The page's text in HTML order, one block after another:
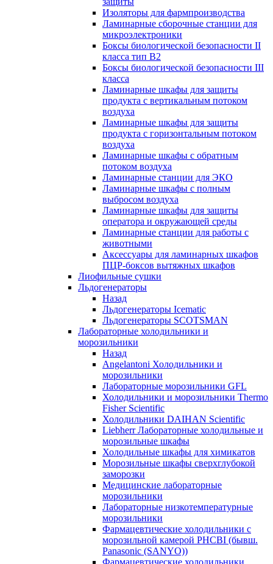
Изоляторы для фармпроизводства
Ламинарные сборочные станции для
микроэлектроники
Боксы биологической безопасности II
класса тип B2
Боксы биологической безопасности III
класса
Ламинарные шкафы для защиты
продукта с вертикальным потоком
воздуха
Ламинарные шкафы для защиты
продукта с горизонтальным потоком
воздуха
Ламинарные шкафы с обратным
потоком воздуха
Ламинарные станции для ЭКО
Ламинарные шкафы с полным
выбросом воздуха
Ламинарные шкафы для защиты
оператора и окружающей среды
Ламинарные станции для работы с
животными
Аксессуары для ламинарных шкафов
ПЦР-боксов вытяжных шкафов
Лиофильные сушки
Льдогенераторы
Назад
Льдогенераторы Icematic
Льдогенераторы SCOTSMAN
Лабораторные холодильники и
морозильники
Назад
Angelantoni Холодильники и
морозильники
Лабораторные морозильники GFL
Холодильники и морозильники Thermo
Fisher Scientific
Холодильники DAIHAN Scientific
Liebherr Лабораторные холодильные и
морозильные шкафы
Холодильные шкафы для химикатов
Морозильные шкафы сверхглубокой
заморозки
Медицинские лабораторные
морозильники
Лабораторные низкотемпературные
морозильники
Фармацевтические холодильники с
морозильной камерой PHCBI (бывш.
Panasonic (SANYO))
Фармацевтические холодильники